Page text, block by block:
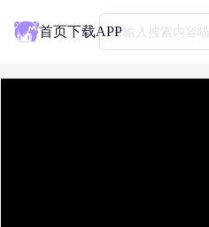
首页下载APP请输入搜索内容喵